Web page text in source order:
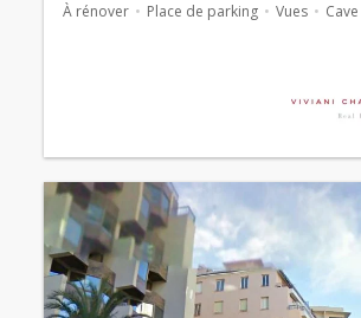
À rénover Place de parking Vues Cave